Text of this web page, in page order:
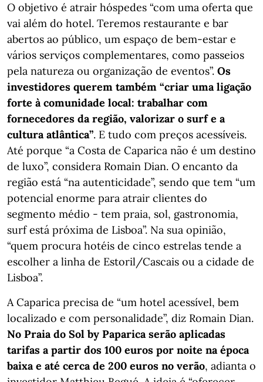
O objetivo é atrair hóspedes “com uma oferta que
vai além do hotel. Teremos restaurante e bar
abertos ao público, um espaço de bem-estar e
vários serviços complementares, como passeios
pela natureza ou organização de eventos”. Os
investidores querem também “criar uma ligação
forte à comunidade local: trabalhar com
fornecedores da região, valorizar o surf e a
cultura atlântica”. E tudo com preços acessíveis.
Até porque “a Costa de Caparica não é um destino
de luxo”, considera Romain Dian. O encanto da
região está “na autenticidade”, sendo que tem “um
potencial enorme para atrair clientes do
segmento médio - tem praia, sol, gastronomia,
surf está próxima de Lisboa”. Na sua opinião,
“quem procura hotéis de cinco estrelas tende a
escolher a linha de Estoril/Cascais ou a cidade de
Lisboa”.
A Caparica precisa de “um hotel acessível, bem
localizado e com personalidade”, diz Romain Dian.
No Praia do Sol by Paparica serão aplicadas
tarifas a partir dos 100 euros por noite na época
baixa e até cerca de 200 euros no verão, adianta o